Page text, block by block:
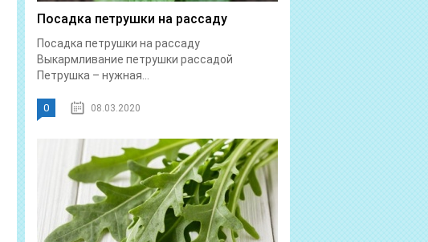
Посадка петрушки на рассаду
Посадка петрушки на рассаду
Выкармливание петрушки рассадой
Петрушка – нужная...
0 08.03.2020